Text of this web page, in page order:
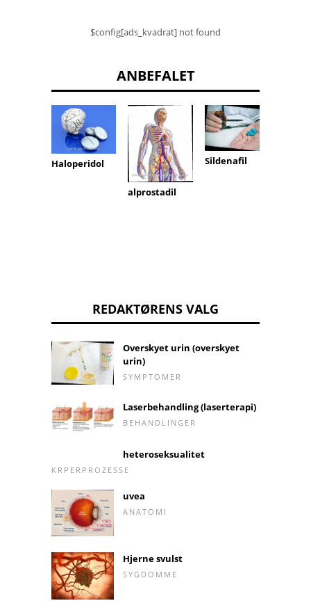
$config[ads_kvadrat] not found
ANBEFALET
Haloperidol
alprostadil
Sildenafil
REDAKTØRENS VALG
Overskyet urin (overskyet
urin)
SYMPTOMER
Laserbehandling (laserterapi)
BEHANDLINGER
heteroseksualitet
KRPERPROZESSE
uvea
ANATOMI
Hjerne svulst
SYGDOMME